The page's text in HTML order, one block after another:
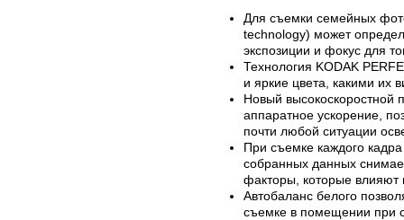
Для съемки семейных
technology) может
экспозиции и фокус для
Технология KODAK
и яркие цвета, какими их
Новый высокоскоростной
аппаратное ускорение,
почти любой ситуации
При съемке каждого
собранных данных
факторы, которые влияют
Автобаланс белого
съемке в помещении при